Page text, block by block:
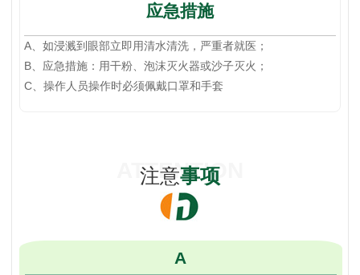
应急措施
A、如浸溅到眼部立即用清水清洗，严重者就医；
B、应急措施：用干粉、泡沫灭火器或沙子灭火；
C、操作人员操作时必须佩戴口罩和手套
ATTENTION
注意事项
A